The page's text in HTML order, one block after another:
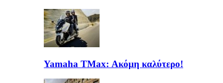
Yamaha TΜax: Ακόμη καλύτερο!